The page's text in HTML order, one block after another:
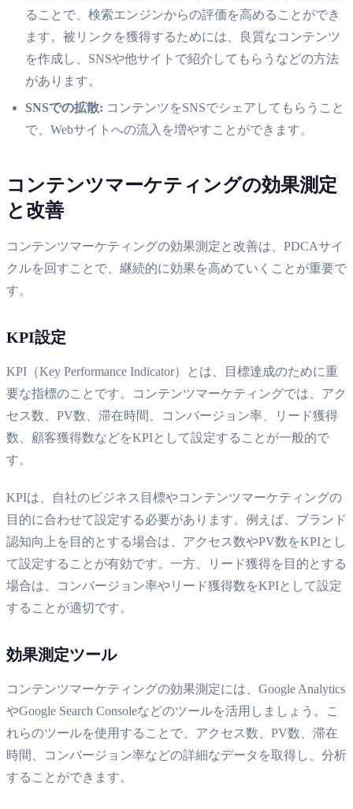
ることで、検索エンジンからの評価を高めることができ
ます。被リンクを獲得するためには、良質なコンテンツ
を作成し、SNSや他サイトで紹介してもらうなどの方法
があります。
SNSでの拡散: コンテンツをSNSでシェアしてもらうこと
で、Webサイトへの流入を増やすことができます。
コンテンツマーケティングの効果測定
と改善
コンテンツマーケティングの効果測定と改善は、PDCAサイ
クルを回すことで、継続的に効果を高めていくことが重要で
す。
KPI設定
KPI（Key Performance Indicator）とは、目標達成のために重
要な指標のことです。コンテンツマーケティングでは、アク
セス数、PV数、滞在時間、コンバージョン率、リード獲得
数、顧客獲得数などをKPIとして設定することが一般的で
す。
KPIは、自社のビジネス目標やコンテンツマーケティングの
目的に合わせて設定する必要があります。例えば、ブランド
認知向上を目的とする場合は、アクセス数やPV数をKPIとし
て設定することが有効です。一方、リード獲得を目的とする
場合は、コンバージョン率やリード獲得数をKPIとして設定
することが適切です。
効果測定ツール
コンテンツマーケティングの効果測定には、Google Analytics
やGoogle Search Consoleなどのツールを活用しましょう。こ
れらのツールを使用することで、アクセス数、PV数、滞在
時間、コンバージョン率などの詳細なデータを取得し、分析
することができます。